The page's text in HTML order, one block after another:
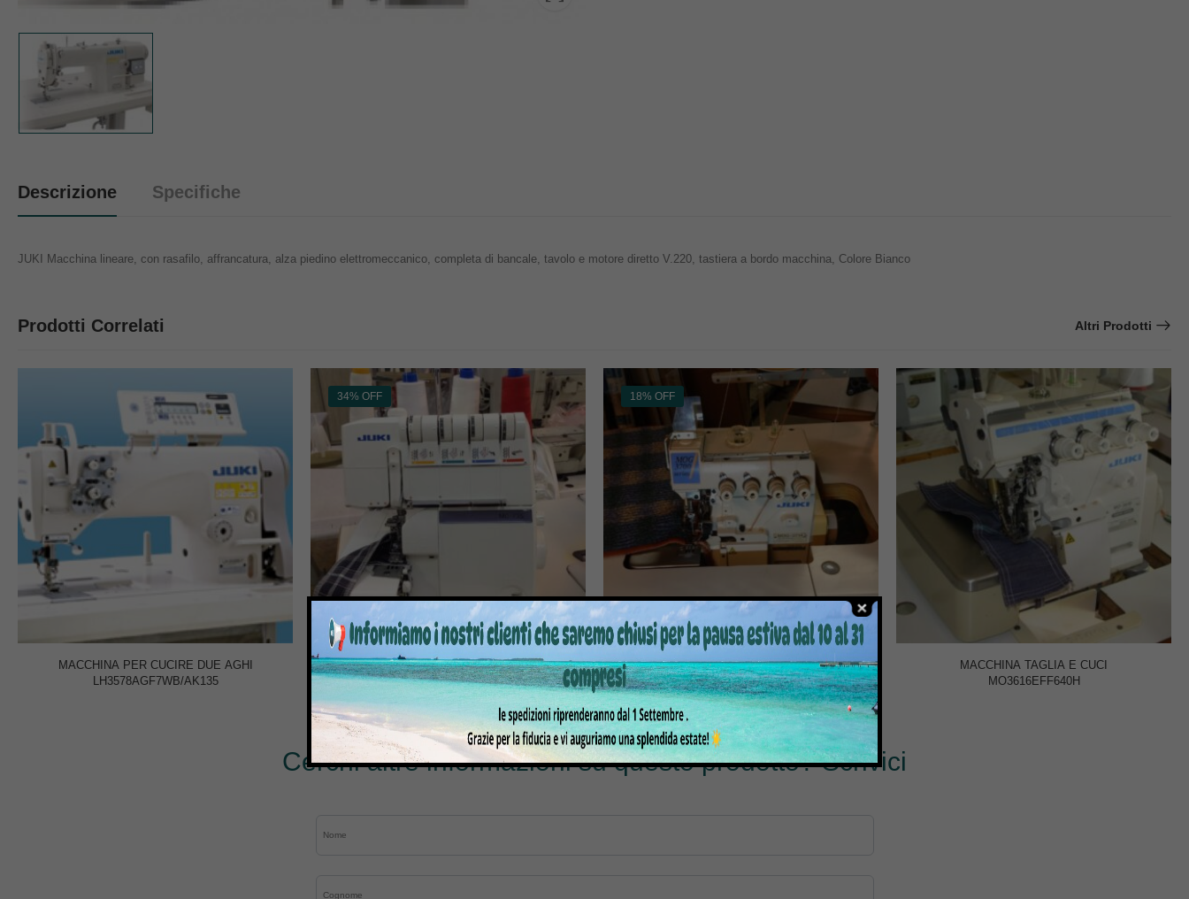
Descrizione Specifiche
JUKI Macchina lineare, con rasafilo, affrancatura, alza piedino elettromeccanico, completa di bancale, tavolo e motore diretto V.220, tastiera a bordo macchina, Colore Bianco
Prodotti Correlati Altri Prodotti
MACCHINA PER CUCIRE DUE AGHI
LH3578AGF7WB/AK135
34% OFF
MACCHINA TAGLIA E CUCI JUKI MO-735F
850,00€ 1.289,00€
18% OFF
MACCHINA TAGLIA E CUCI MOG3714ECH6-
600
3.480,00€ 4.245,00€
MACCHINA TAGLIA E CUCI
MO3616EFF640H
Cerchi altre informazioni su questo prodotto? Scrivici